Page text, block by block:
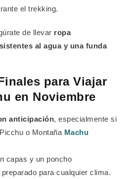
el trekking.
de llevar ropa
al agua y una funda
para Viajar
en Noviembre
anticipación, especialmente si
o Montaña Machu
capas y un poncho
para cualquier clima.